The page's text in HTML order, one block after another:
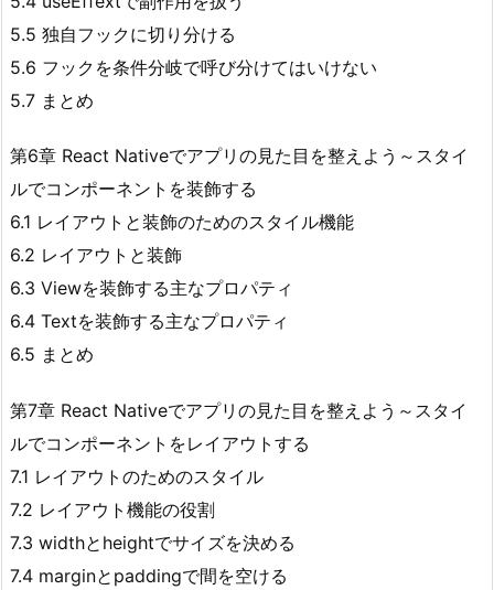
5.5 独自フックに切り分ける
5.6 フックを条件分岐で呼び分けてはいけない
5.7 まとめ
第6章 React Nativeでアプリの見た目を整えよう～スタイ
ルでコンポーネントを装飾する
6.1 レイアウトと装飾のためのスタイル機能
6.2 レイアウトと装飾
6.3 Viewを装飾する主なプロパティ
6.4 Textを装飾する主なプロパティ
6.5 まとめ
第7章 React Nativeでアプリの見た目を整えよう～スタイ
ルでコンポーネントをレイアウトする
7.1 レイアウトのためのスタイル
7.2 レイアウト機能の役割
7.3 widthとheightでサイズを決める
7.4 marginとpaddingで間を空ける